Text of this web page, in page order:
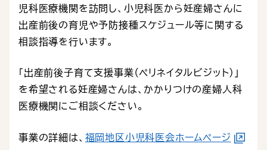
児科医療機関を訪問し、小児科医から妊産婦さんに
出産前後の育児や予防接種スケジュール等に関する
相談指導を行います。
「出産前後子育て支援事業（ペリネイタルビジット）」
を希望される妊産婦さんは、かかりつけの産婦人科
医療機関にご相談ください。
事業の詳細は、 福岡地区小児科医会ホームページ